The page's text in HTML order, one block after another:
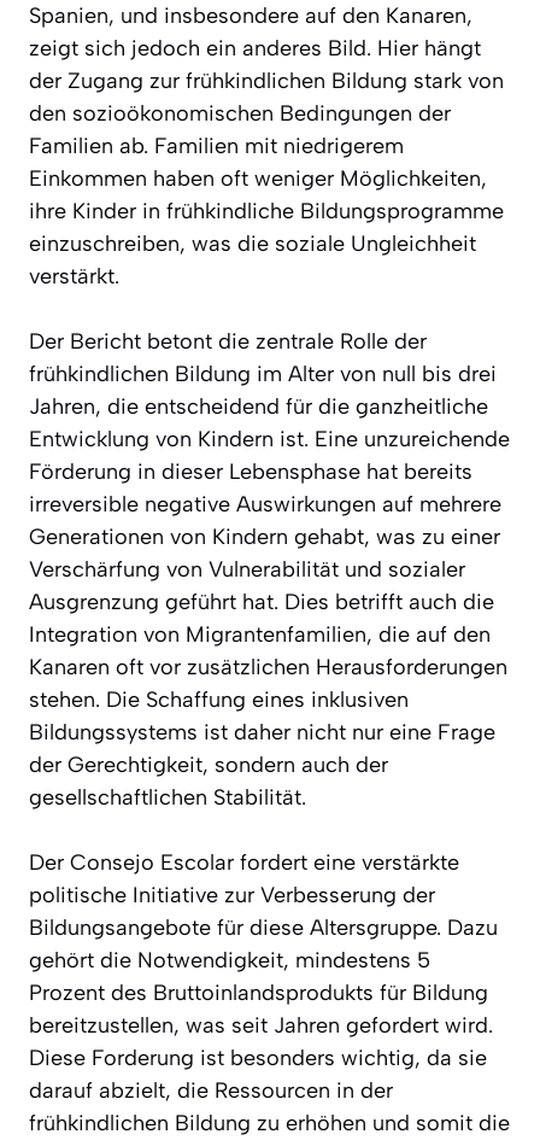
Spanien, und insbesondere auf den Kanaren,
zeigt sich jedoch ein anderes Bild. Hier hängt
der Zugang zur frühkindlichen Bildung stark von
den sozioökonomischen Bedingungen der
Familien ab. Familien mit niedrigerem
Einkommen haben oft weniger Möglichkeiten,
ihre Kinder in frühkindliche Bildungsprogramme
einzuschreiben, was die soziale Ungleichheit
verstärkt.
Der Bericht betont die zentrale Rolle der
frühkindlichen Bildung im Alter von null bis drei
Jahren, die entscheidend für die ganzheitliche
Entwicklung von Kindern ist. Eine unzureichende
Förderung in dieser Lebensphase hat bereits
irreversible negative Auswirkungen auf mehrere
Generationen von Kindern gehabt, was zu einer
Verschärfung von Vulnerabilität und sozialer
Ausgrenzung geführt hat. Dies betrifft auch die
Integration von Migrantenfamilien, die auf den
Kanaren oft vor zusätzlichen Herausforderungen
stehen. Die Schaffung eines inklusiven
Bildungssystems ist daher nicht nur eine Frage
der Gerechtigkeit, sondern auch der
gesellschaftlichen Stabilität.
Der Consejo Escolar fordert eine verstärkte
politische Initiative zur Verbesserung der
Bildungsangebote für diese Altersgruppe. Dazu
gehört die Notwendigkeit, mindestens 5
Prozent des Bruttoinlandsprodukts für Bildung
bereitzustellen, was seit Jahren gefordert wird.
Diese Forderung ist besonders wichtig, da sie
darauf abzielt, die Ressourcen in der
frühkindlichen Bildung zu erhöhen und somit die